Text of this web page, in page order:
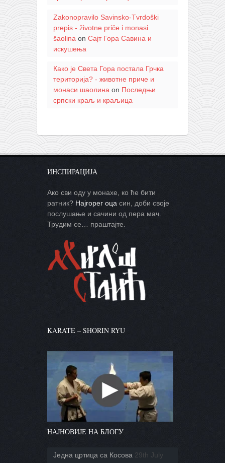
Zakonopravilo Savinsko-Tvrdoški
prepis - životne priče i monasi
šaolina on Сајт Гора Савина и
искушења
Како је Света Гора постала Грчка
територија? - животне приче и
монаси шаолинаon Последњи
српски краљ и краљица
ИНСПИРАЦИЈА
Ако сви оду у монахе, ко ће бити
ратник? Најгорег оца син, доби своје
послушање и сачини од пера мач.
Трудим се… праштајте.
KARATE – SHORIN RYU
НАЈНОВИЈЕ НА БЛОГУ
Једна цртица са Косова 29th July